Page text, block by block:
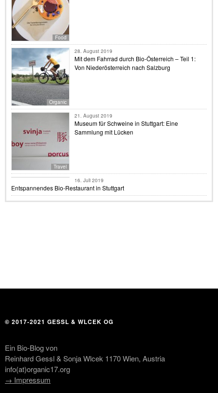
Food
Organic
28. August 2019
Mit dem Fahrrad durch Bio-Österreich – Teil 1:
Von Niederösterreich nach Salzburg
Travel
21. August 2019
Museum für Schweine in Stuttgart: Eine
Sammlung mit Lücken
Food
16. Juli 2019
Entspannendes Bio-Restaurant in Stuttgart
© 2017-2021 GESSL & WLCEK OG
Ein Bio-Blog von
Reinhard Gessl & Sonja Wlcek 1170 Wien, Austria
info(at)organic17.org
→ Impressum